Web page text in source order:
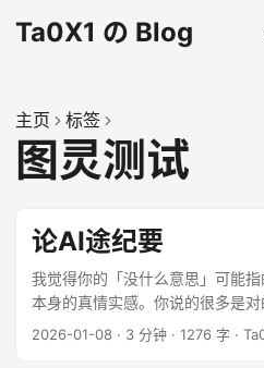
Ta0X1 の Blog
主页 标签
图灵测试
论AI途纪要
我觉得你的「没什么意思」可能
本身的真情实感。你说的很多是
类个体本身具有极大的差异性。中
2026-01-08 · 3 分钟 · 1276 字 ·